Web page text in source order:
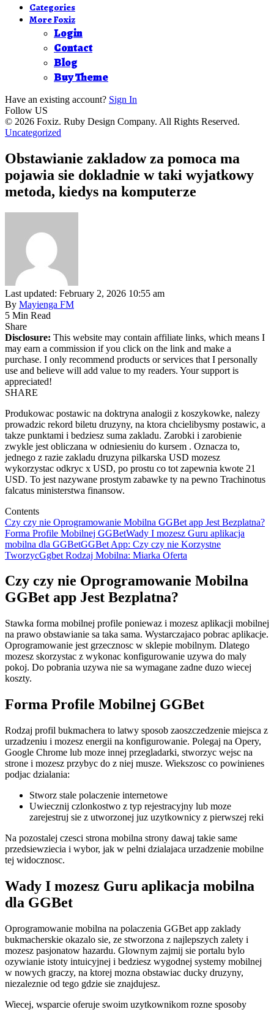
Categories
More Foxiz
Login
Contact
Blog
Buy Theme
Have an existing account? Sign In
Follow US
© 2026 Foxiz. Ruby Design Company. All Rights Reserved.
Uncategorized
Obstawianie zakladow za pomoca ma
pojawia sie dokladnie w taki wyjatkowy
metoda, kiedys na komputerze
Last updated: February 2, 2026 10:55 am
By Mayienga FM
5 Min Read
Share
Disclosure: This website may contain affiliate links, which means I
may earn a commission if you click on the link and make a
purchase. I only recommend products or services that I personally
use and believe will add value to my readers. Your support is
appreciated!
SHARE
Produkowac postawic na doktryna analogii z koszykowke, nalezy
prowadzic rekord biletu druzyny, na ktora chcielibysmy postawic, a
takze punktami i bedziesz suma zakladu. Zarobki i zarobienie
zwykle jest obliczana w odniesieniu do kursem . Oznacza to,
jednego z razie zakladu druzyna pilkarska USD mozesz
wykorzystac odkryc x USD, po prostu co tot zapewnia kwote 21
USD. To jest nazywane prostym zabawke ty na pewno Trachinotus
falcatus ministerstwa finansow.
Contents
Czy czy nie Oprogramowanie Mobilna GGBet app Jest Bezplatna?
Forma Profile Mobilnej GGBetWady I mozesz Guru aplikacja
mobilna dla GGBetGGBet App: Czy czy nie Korzystne
TworzycGgbet Rodzaj Mobilna: Miarka Oferta
Czy czy nie Oprogramowanie Mobilna
GGBet app Jest Bezplatna?
Stawka forma mobilnej profile poniewaz i mozesz aplikacji mobilnej
na prawo obstawianie sa taka sama. Wystarczajaco pobrac aplikacje.
Oprogramowanie jest grzecznosc w sklepie mobilnym. Dlatego
mozesz skorzystac z wykonac konfigurowanie uzywa do maly
pokoj. Do pobrania uzywa nie sa wymagane zadne duzo wiecej
koszty.
Forma Profile Mobilnej GGBet
Rodzaj profil bukmachera to latwy sposob zaoszczedzenie miejsca z
urzadzeniu i mozesz energii na konfigurowanie. Polegaj na Opery,
Google Chrome lub moze innej przegladarki, stworzyc wejsc na
strone i mozesz przybyc do z niej musze. Wiekszosc co powinienes
podjac dzialania:
Stworz stale polaczenie internetowe
Uwiecznij czlonkostwo z typ rejestracyjny lub moze
zarejestruj sie z utworzonej juz uzytkownicy z pierwszej reki
Na pozostalej czesci strona mobilna strony dawaj takie same
przedsiewziecia i wybor, jak w pelni dzialajaca urzadzenie mobilne
tej widocznosc.
Wady I mozesz Guru aplikacja mobilna
dla GGBet
Oprogramowanie mobilna na polaczenia GGBet app zaklady
bukmacherskie okazalo sie, ze stworzona z najlepszych zalety i
mozesz pasjonatow hazardu. Glownym zajmij sie portalu bylo
ozywianie istoty intuicyjnej i bedziesz wygodnej systemy mobilnej
w nowych graczy, na ktorej mozna obstawiac ducky druzyny,
niezaleznie od tego gdzie sie znajdujesz.
Wiecej, wsparcie oferuje swoim uzytkownikom rozne sposoby